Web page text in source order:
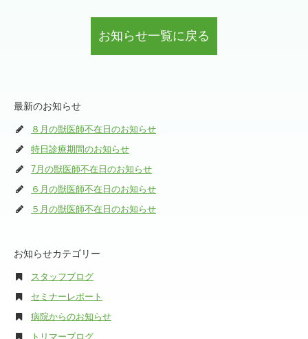
お知らせ一覧に戻る
最新のお知らせ
８月の獣医師不在日のお知らせ
特日診療期間のお知らせ
7月の獣医師不在日のお知らせ
６月の獣医師不在日のお知らせ
５月の獣医師不在日のお知らせ
お知らせカテゴリー
スタッフブログ
セミナーレポート
病院からのお知らせ
トリマーブログ